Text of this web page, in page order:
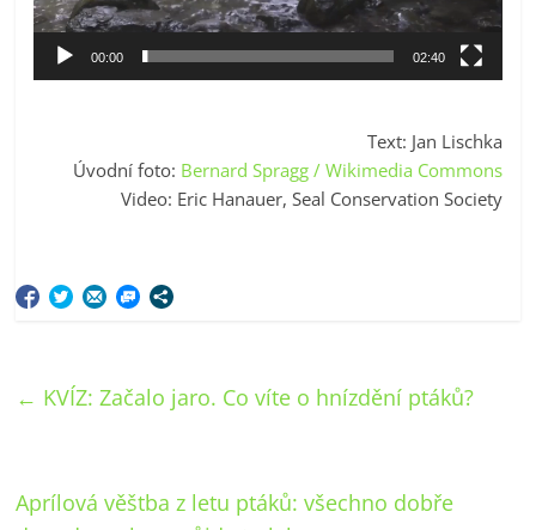
00:00 02:40
Text: Jan Lischka
Úvodní foto: Bernard Spragg / Wikimedia Commons
Video: Eric Hanauer, Seal Conservation Society
← KVÍZ: Začalo jaro. Co víte o hnízdění ptáků?
Aprílová věštba z letu ptáků: všechno dobře